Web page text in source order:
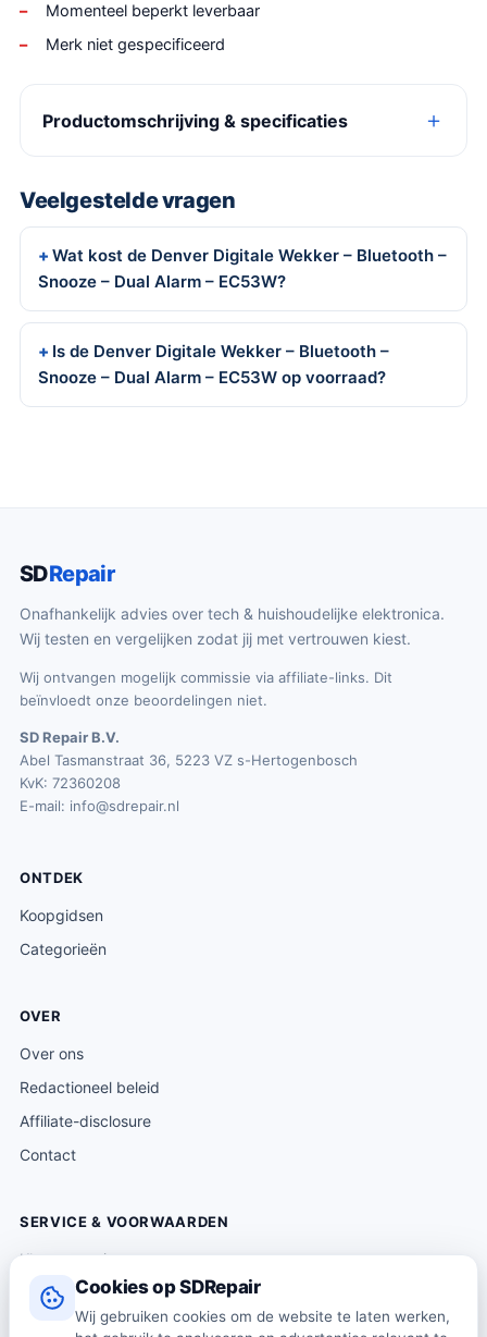
Cookies op SDRepair
Wij gebruiken cookies om de website te laten werken,
Momenteel beperkt leverbaar
Merk niet gespecificeerd
Productomschrijving & specificaties
Veelgestelde vragen
Wat kost de Denver Digitale Wekker – Bluetooth –
Snooze – Dual Alarm – EC53W?
Is de Denver Digitale Wekker – Bluetooth –
Snooze – Dual Alarm – EC53W op voorraad?
SDRepair
Onafhankelijk advies over tech & huishoudelijke elektronica.
Wij testen en vergelijken zodat jij met vertrouwen kiest.
Wij ontvangen mogelijk commissie via affiliate-links. Dit
beïnvloedt onze beoordelingen niet.
SD Repair B.V.
Abel Tasmanstraat 36, 5223 VZ s-Hertogenbosch
KvK: 72360208
E-mail: info@sdrepair.nl
ONTDEK
Koopgidsen
Categorieën
OVER
Over ons
Redactioneel beleid
Affiliate-disclosure
Contact
SERVICE & VOORWAARDEN
Klantenservice
Verzending & levering
Retourneren